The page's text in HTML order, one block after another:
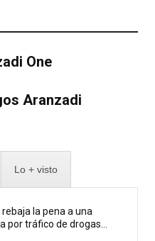
One
Aranzadi
Lo + visto
rebaja la pena a una
por tráfico de drogas...